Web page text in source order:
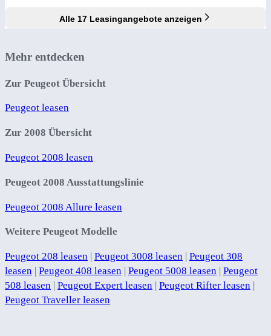
Alle 17 Leasingangebote anzeigen
Mehr entdecken
Zur Peugeot Übersicht
Peugeot leasen
Zur 2008 Übersicht
Peugeot 2008 leasen
Peugeot 2008 Ausstattungslinie
Peugeot 2008 Allure leasen
Weitere Peugeot Modelle
Peugeot 208 leasen Peugeot 3008 leasen
Peugeot 308
leasen
Peugeot 408 leasen Peugeot 5008 leasen
Peugeot
508 leasen
Peugeot Expert leasen Peugeot Rifter leasen
Peugeot Traveller leasen